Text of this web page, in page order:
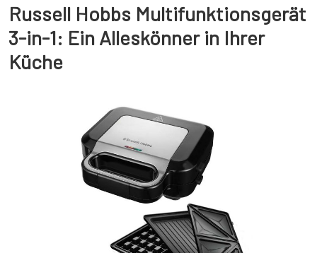
Russell Hobbs Multifunktionsgerät
3-in-1: Ein Alleskönner in Ihrer
Küche